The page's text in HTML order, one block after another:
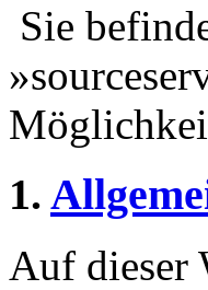
Sie
1.
Auf dieser